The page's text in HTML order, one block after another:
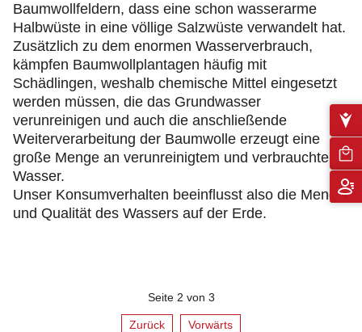
Baumwollfeldern, dass eine schon wasserarme
Halbwüste in eine völlige Salzwüste verwandelt hat.
Zusätzlich zu dem enormen Wasserverbrauch,
kämpfen Baumwollplantagen häufig mit
Schädlingen, weshalb chemische Mittel eingesetzt
werden müssen, die das Grundwasser
verunreinigen und auch die anschließende
Weiterverarbeitung der Baumwolle erzeugt eine
große Menge an verunreinigtem und verbrauchtem
Wasser.
Unser Konsumverhalten beeinflusst also die Menge
und Qualität des Wassers auf der Erde.
Seite 2 von 3
Zurück Vorwärts